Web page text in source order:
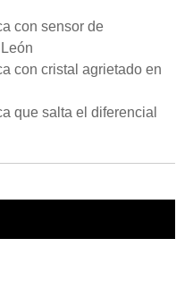
con sensor de
con cristal agrietado en
que salta el diferencial